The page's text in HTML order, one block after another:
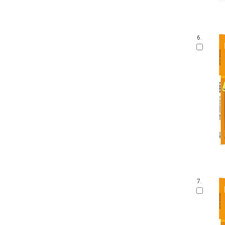
6.
7.